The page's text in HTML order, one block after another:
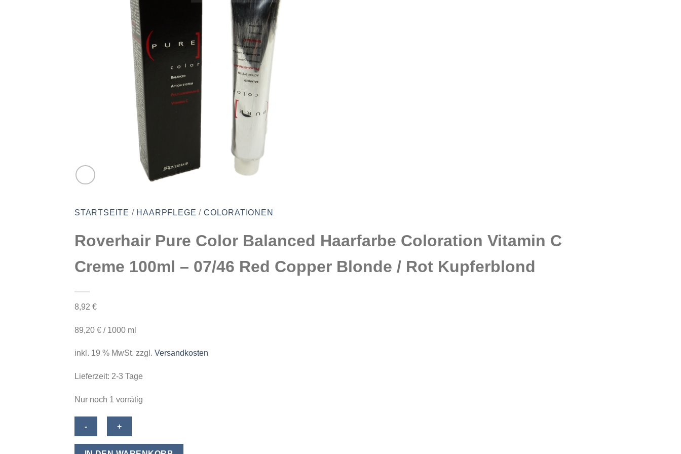
STARTSEITE / HAARPFLEGE / COLORATIONEN
Roverhair Pure Color Balanced Haarfarbe Coloration Vitamin C
Creme 100ml – 07/46 Red Copper Blonde / Rot Kupferblond
8,92 €
89,20 € / 1000 ml
inkl. 19 % MwSt. zzgl. Versandkosten
Lieferzeit: 2-3 Tage
Nur noch 1 vorrätig
Roverhair
Pure